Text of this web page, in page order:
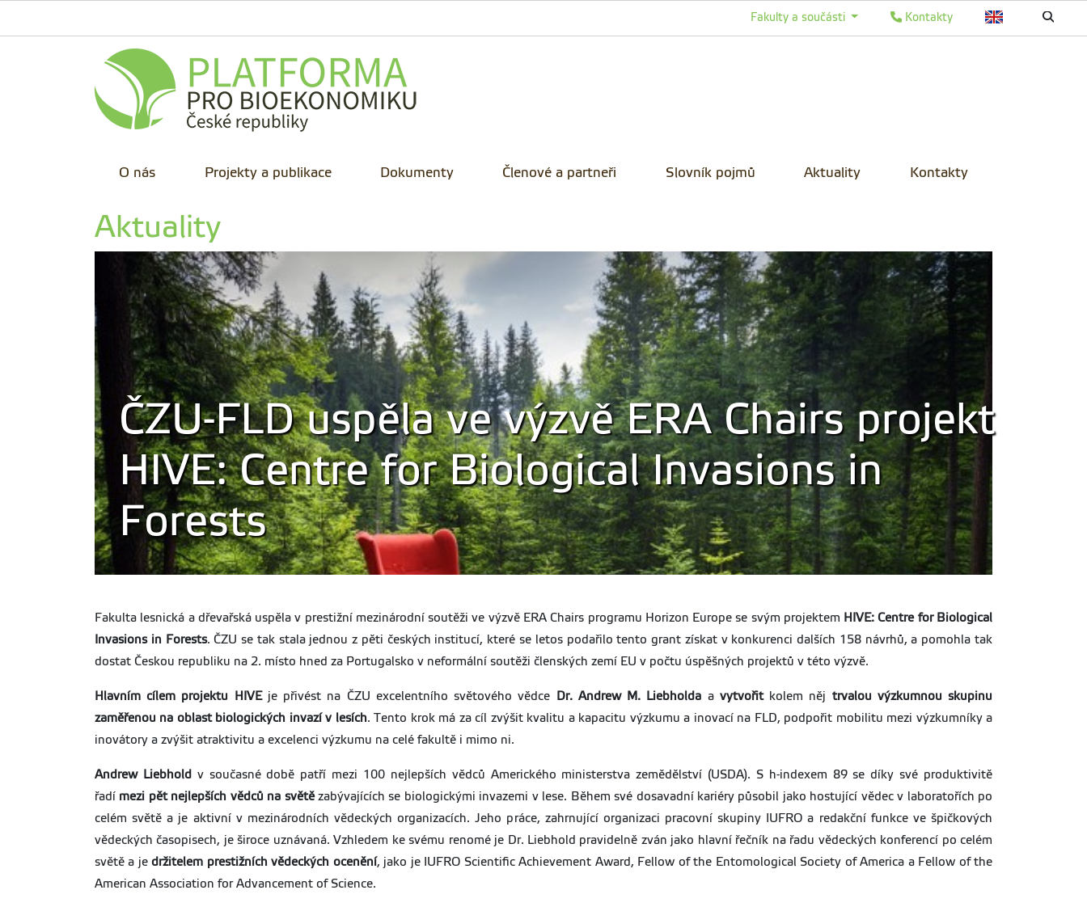
Kontakty
Fakulty a součásti
O nás Projekty a publikace Dokumenty Členové a partneři Slovník pojmů Aktuality Kontakty
Aktuality
ČZU-FLD uspěla ve výzvě ERA Chairs projekt
HIVE: Centre for Biological Invasions in
Forests
Fakulta lesnická a dřevařská uspěla v prestižní mezinárodní soutěži ve výzvě ERA Chairs programu Horizon Europe se svým projektem HIVE: Centre for Biological
Invasions in Forests. ČZU se tak stala jednou z pěti českých institucí, které se letos podařilo tento grant získat v konkurenci dalších 158 návrhů, a pomohla tak
dostat Českou republiku na 2. místo hned za Portugalsko v neformální soutěži členských zemí EU v počtu úspěšných projektů v této výzvě.
Hlavním cílem projektu HIVEje přivést na ČZU excelentního světového vědce Dr. Andrew M. Liebholda avytvořitkolem něj trvalou výzkumnou skupinu
zaměřenou na oblast biologických invazí v lesích. Tento krok má za cíl zvýšit kvalitu a kapacitu výzkumu a inovací na FLD, podpořit mobilitu mezi výzkumníky a
inovátory a zvýšit atraktivitu a excelenci výzkumu na celé fakultě i mimo ni.
Andrew Liebhold v současné době patří mezi 100 nejlepších vědců Amerického ministerstva zemědělství (USDA). S h-indexem 89 se díky své produktivitě
řadí mezi pět nejlepších vědců na světězabývajících se biologickými invazemi v lese. Během své dosavadní kariéry působil jako hostující vědec v laboratořích po
celém světě a je aktivní v mezinárodních vědeckých organizacích. Jeho práce, zahrnující organizaci pracovní skupiny IUFRO a redakční funkce ve špičkových
vědeckých časopisech, je široce uznávaná. Vzhledem ke svému renomé je Dr. Liebhold pravidelně zván jako hlavní řečník na řadu vědeckých konferencí po celém
světě a jedržitelem prestižních vědeckých ocenění, jako je IUFRO Scientific Achievement Award, Fellow of the Entomological Society of America a Fellow of the
American Association for Advancement of Science.